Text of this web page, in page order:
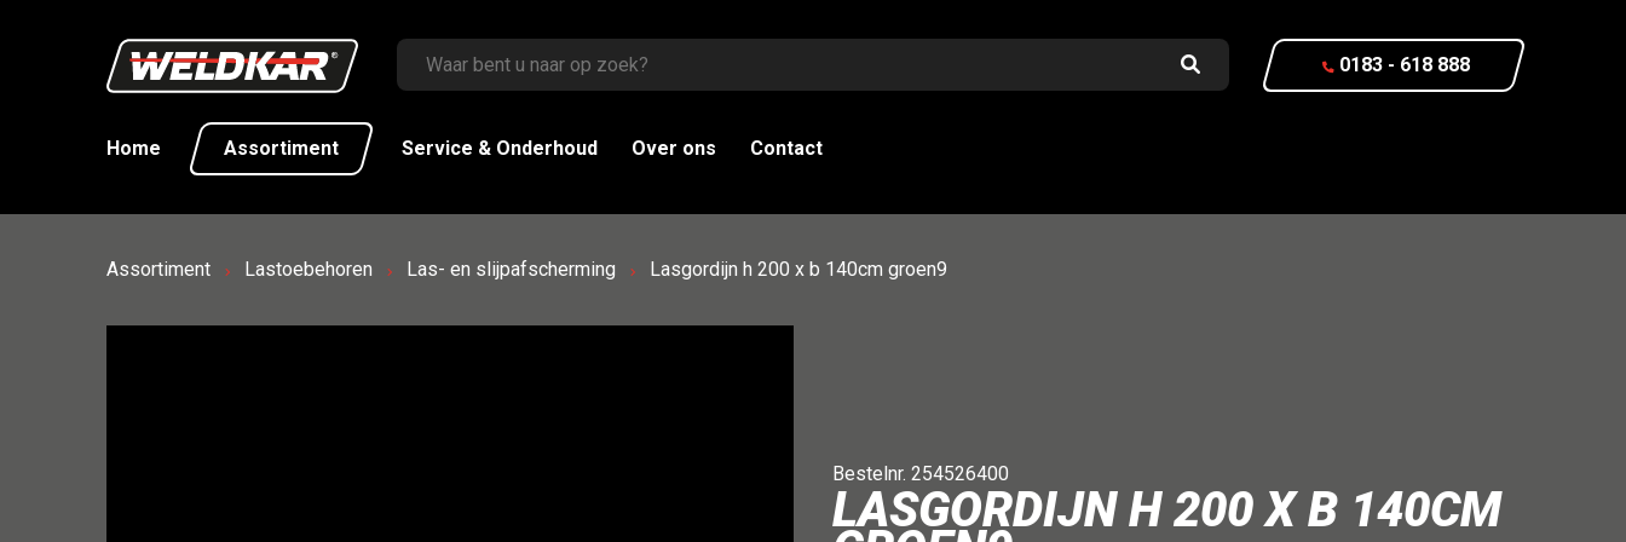
0183 - 618 888
Home Assortiment Service & Onderhoud Over ons Contact
Assortiment Lastoebehoren Las- en slijpafscherming Lasgordijn h 200 x b 140cm groen9
Bestelnr. 254526400
LASGORDIJN H 200 X B 140CM